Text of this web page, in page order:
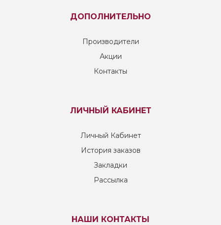
ДОПОЛНИТЕЛЬНО
Производители
Акции
Контакты
ЛИЧНЫЙ КАБИНЕТ
Личный Кабинет
История заказов
Закладки
Рассылка
НАШИ КОНТАКТЫ